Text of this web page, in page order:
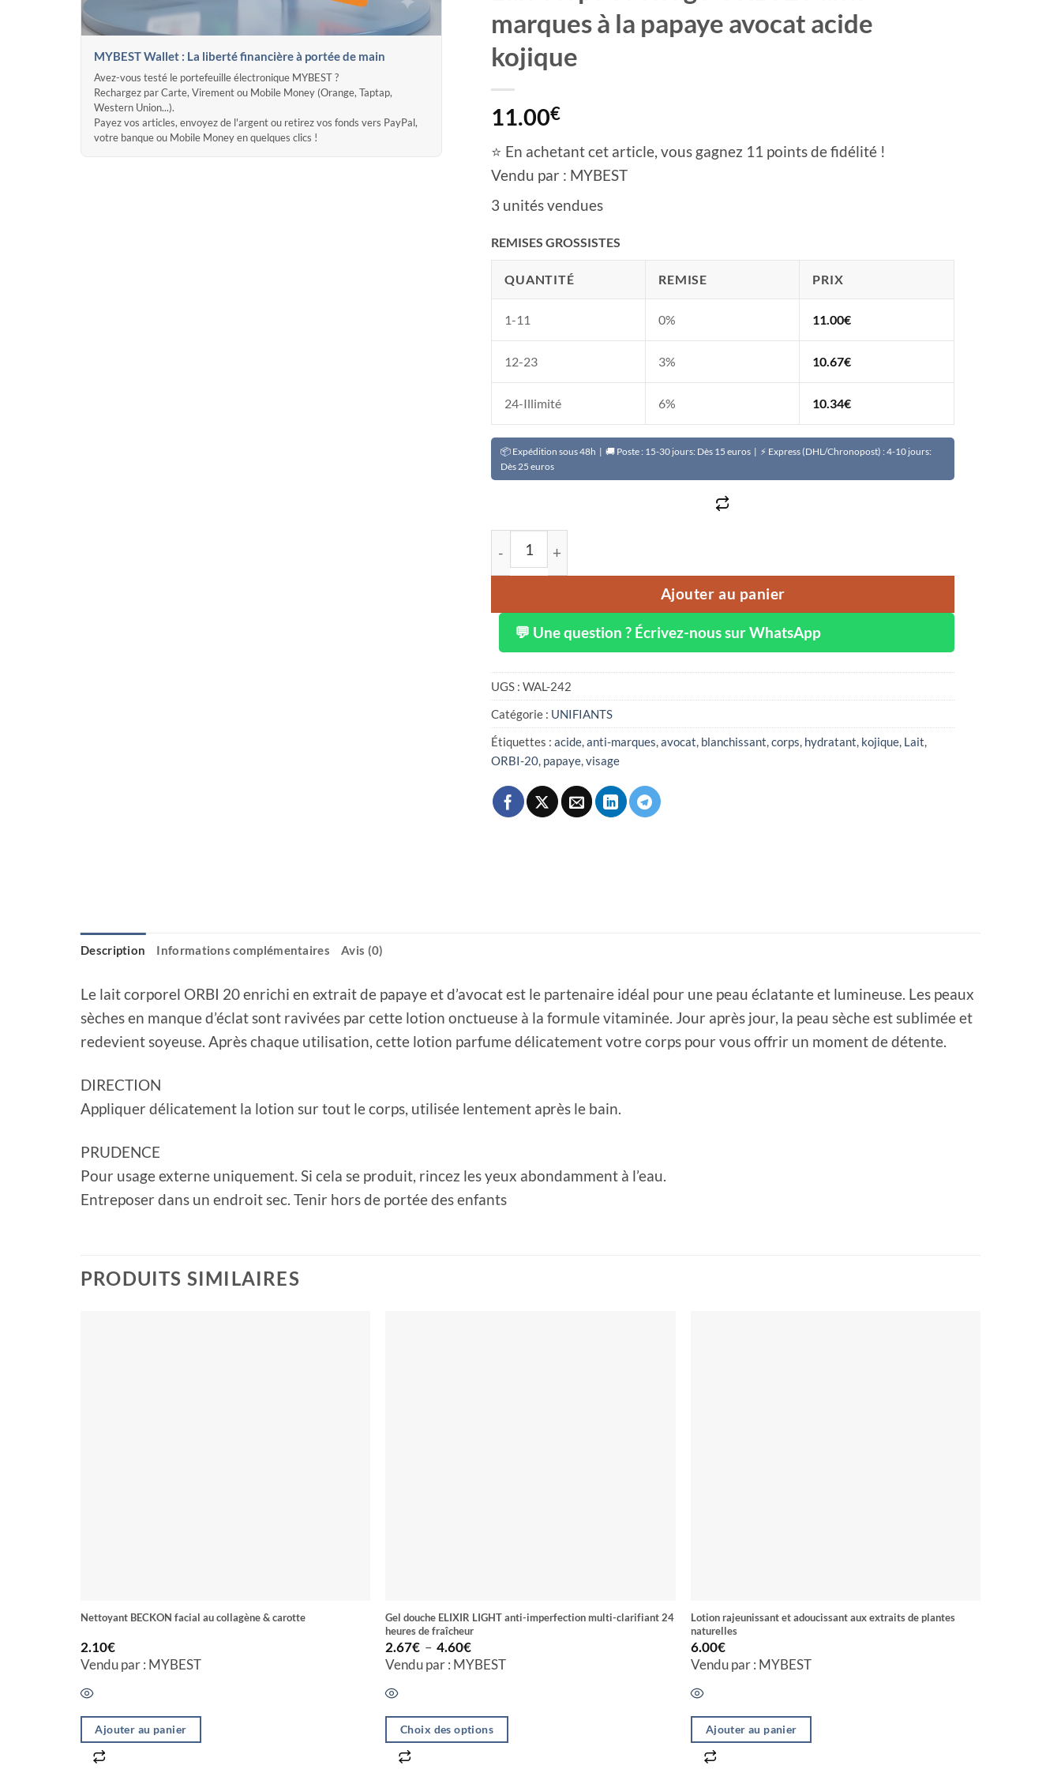
MYBEST Wallet : La liberté financière à portée de main
Avez-vous testé le portefeuille électronique MYBEST ?
Rechargez par Carte, Virement ou Mobile Money (Orange, Taptap,
Western Union...).
Payez vos articles, envoyez de l'argent ou retirez vos fonds vers PayPal,
votre banque ou Mobile Money en quelques clics !
marques à la papaye avocat acide
kojique
11.00€
⭐ En achetant cet article, vous gagnez 11 points de fidélité !
Vendu par : MYBEST
3 unités vendues
REMISES GROSSISTES
QUANTITÉ REMISE PRIX
1-11 0% 11.00€
12-23 3% 10.67€
24-Illimité 6% 10.34€
📦 Expédition sous 48h | 🚚 Poste : 15-30 jours: Dès 15 euros | ⚡ Express (DHL/Chronopost) : 4-10 jours:
Dès 25 euros
quantité de Lait corps et visage ORBI 20 anti-marques à la papaye avocat acide kojique
Ajouter au panier
💬 Une question ? Écrivez-nous sur WhatsApp
UGS :WAL-242
Catégorie : UNIFIANTS
Étiquettes :acide,anti-marques,avocat, blanchissant,corps, hydratant, kojique, Lait,
ORBI-20, papaye,visage
Description Informations complémentaires Avis (0)
Le lait corporel ORBI 20 enrichi en extrait de papaye et d’avocat est le partenaire idéal pour une peau éclatante et lumineuse. Les peaux
sèches en manque d’éclat sont ravivées par cette lotion onctueuse à la formule vitaminée. Jour après jour, la peau sèche est sublimée et
redevient soyeuse. Après chaque utilisation, cette lotion parfume délicatement votre corps pour vous offrir un moment de détente.
DIRECTION
Appliquer délicatement la lotion sur tout le corps, utilisée lentement après le bain.
PRUDENCE
Pour usage externe uniquement. Si cela se produit, rincez les yeux abondamment à l’eau.
Entreposer dans un endroit sec. Tenir hors de portée des enfants
PRODUITS SIMILAIRES
Nettoyant BECKON facial au collagène & carotte
2.10€
Vendu par : MYBEST
Ajouter au panier
Gel douche ELIXIR LIGHT anti-imperfection multi-clarifiant 24
heures de fraîcheur
2.67€ – 4.60€Plage
de
prix :
4.60€
Vendu par : MYBEST
Choix des options
Lotion rajeunissant et adoucissant aux extraits de plantes
naturelles
6.00€
Vendu par : MYBEST
Ajouter au panier